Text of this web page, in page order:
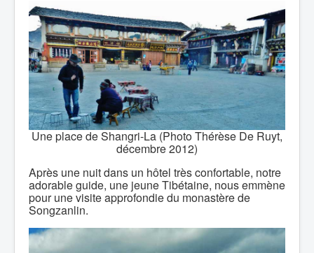
Une place de Shangri-La (Photo Thérèse De Ruyt,
décembre 2012)
Après une nuit dans un hôtel très confortable, notre
adorable guide, une jeune Tibétaine, nous emmène
pour une visite approfondie du monastère de
Songzanlin.